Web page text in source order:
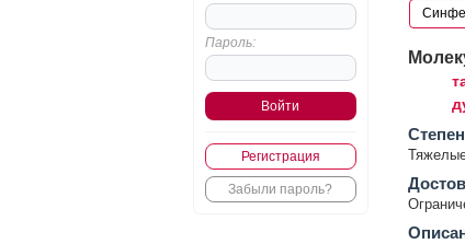
Пароль:
Регистрация
Забыли пароль?